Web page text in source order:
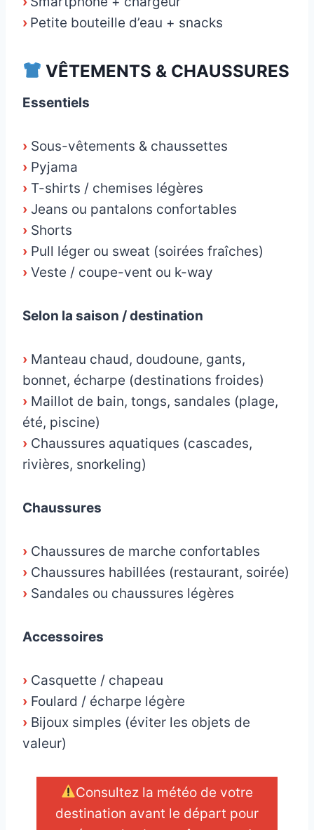
› Petite bouteille d’eau + snacks
VÊTEMENTS & CHAUSSURES
Essentiels
› Sous-vêtements & chaussettes
› Pyjama
› T-shirts / chemises légères
› Jeans ou pantalons confortables
› Shorts
› Pull léger ou sweat (soirées fraîches)
› Veste / coupe-vent ou k-way
Selon la saison / destination
› Manteau chaud, doudoune, gants,
bonnet, écharpe (destinations froides)
› Maillot de bain, tongs, sandales (plage,
été, piscine)
› Chaussures aquatiques (cascades,
rivières, snorkeling)
Chaussures
› Chaussures de marche confortables
› Chaussures habillées (restaurant, soirée)
› Sandales ou chaussures légères
Accessoires
› Casquette / chapeau
› Foulard / écharpe légère
› Bijoux simples (éviter les objets de
valeur)
Consultez la météo de votre
destination avant le départ pour